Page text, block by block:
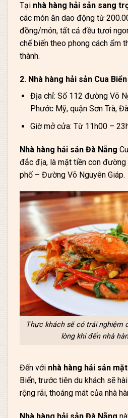
Tại nhà hàng hải sản sang
các món ăn dao động từ
đồng/món, tất cả đều tươi
chế biến theo phong cách ẩm
thành.
2. Nhà hàng hải sản Cua
Địa chỉ: Số 112 đường Võ
Phước Mỹ, quận Sơn Trà,
Giờ mở cửa: Từ 11h00 –
Nhà hàng hải sản Đà Nẵng
đắc địa, là mặt tiền con đường
phố – Đường Võ Nguyên Giáp.
Thực khách sẽ có trải nghiệm
lòng khi đến nhà
Đến với nhà hàng hải sản
Biển, trước tiên du khách sẽ
rộng rãi, thoáng mát của nhà